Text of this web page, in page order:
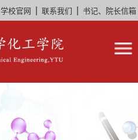
学校官网 联系我们 书记、院长信箱